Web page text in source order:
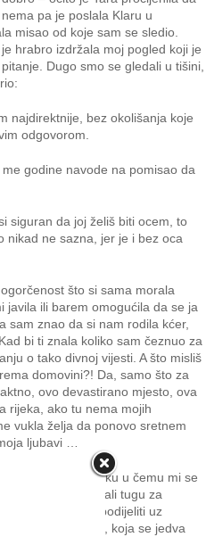
pa je poslala Klaru u
misao od koje sam se sledio.
hrabro izdržala moj pogled koji je
Dugo smo se gledali u tišini,
najdirektnije, bez okolišanja koje
odgovorom.
godine navode na pomisao da
siguran da joj želiš biti ocem, to
nikad ne sazna, jer je i bez oca
što si sama morala
javila ili barem omogućila da se ja
sam znao da si nam rodila kćer,
bi ti znala koliko sam čeznuo za
o tako divnoj vijesti. A što misliš
domovini?! Da, samo što za
ovo devastirano mjesto, ova
rijeka, ako tu nema mojih
vukla želja da ponovo sretnem
ljubavi …
suzama da poteku u čemu mi se
suzama ispirali tugu za
nismo mogli podijeliti uz
iz ambulante, koja se jedva